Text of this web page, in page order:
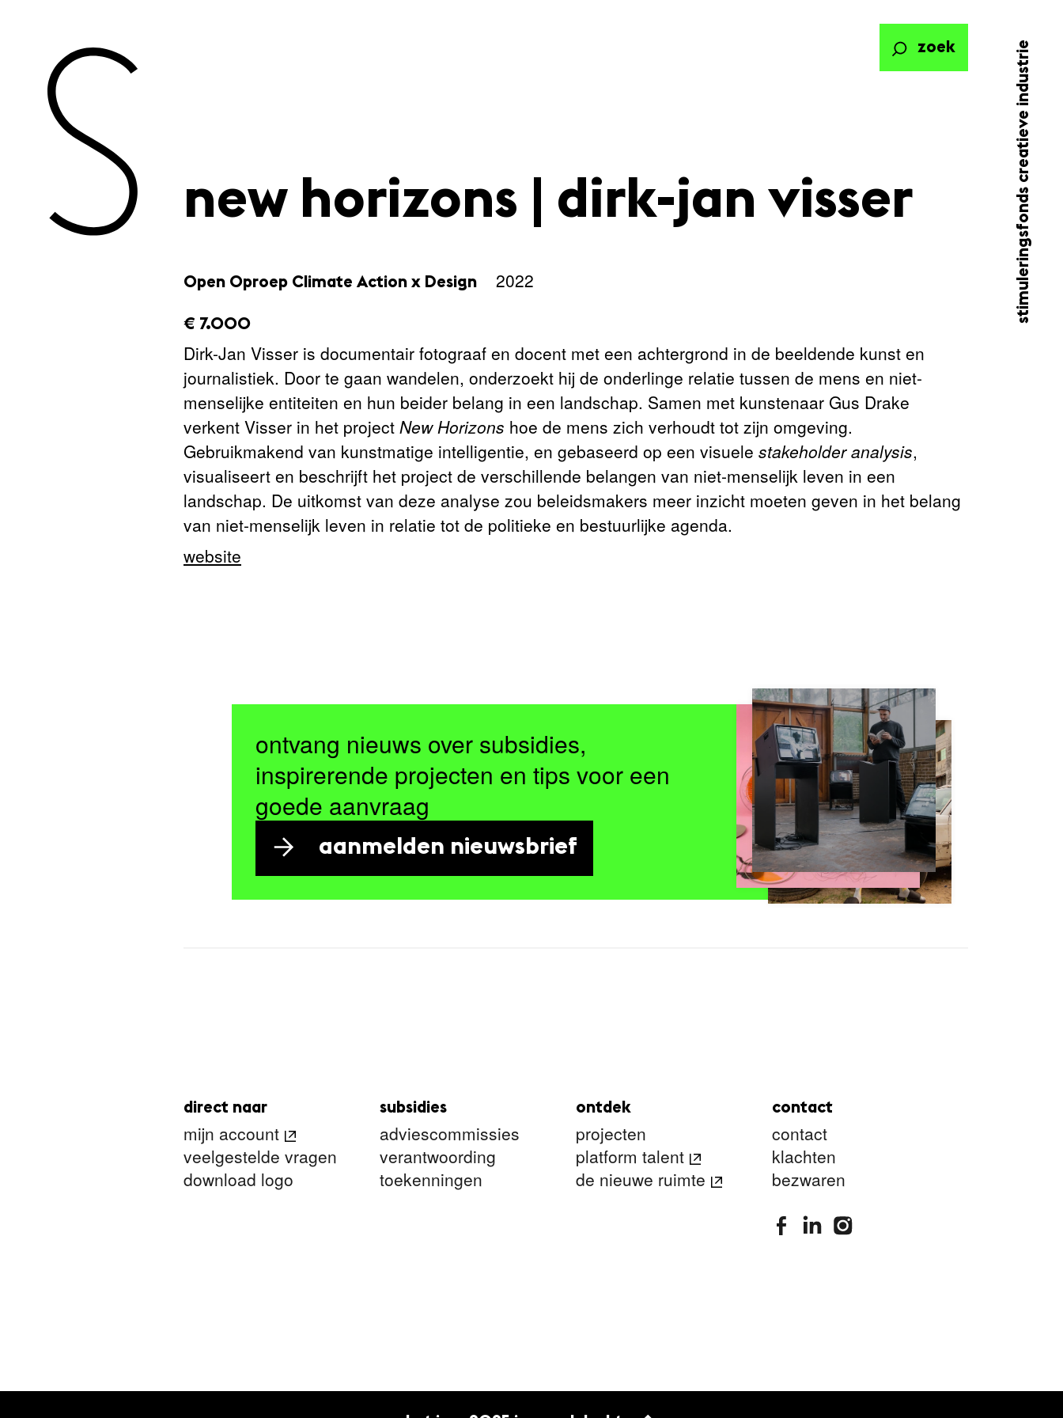
stimuleringsfonds creatieve industrie
zoek
new horizons | dirk-jan visser
Open Oproep Climate Action x Design 2022
amount_issued:
€ 7.000
Dirk-Jan Visser is documentair fotograaf en docent met een achtergrond in de beeldende kunst en
journalistiek. Door te gaan wandelen, onderzoekt hij de onderlinge relatie tussen de mens en niet-
menselijke entiteiten en hun beider belang in een landschap. Samen met kunstenaar Gus Drake
verkent Visser in het project New Horizons hoe de mens zich verhoudt tot zijn omgeving.
Gebruikmakend van kunstmatige intelligentie, en gebaseerd op een visuele stakeholder analysis,
visualiseert en beschrijft het project de verschillende belangen van niet-menselijk leven in een
landschap. De uitkomst van deze analyse zou beleidsmakers meer inzicht moeten geven in het belang
van niet-menselijk leven in relatie tot de politieke en bestuurlijke agenda.
website
ontvang nieuws over subsidies,
inspirerende projecten en tips voor een
goede aanvraag
aanmelden nieuwsbrief
direct naar
mijn account
veelgestelde vragen
download logo
subsidies
adviescommissies
verantwoording
toekenningen
ontdek
projecten
platform talent
de nieuwe ruimte
contact
contact
klachten
bezwaren
stimuleringsfonds facebook
stimuleringsfonds linkedin
stimuleringsfonds instagram